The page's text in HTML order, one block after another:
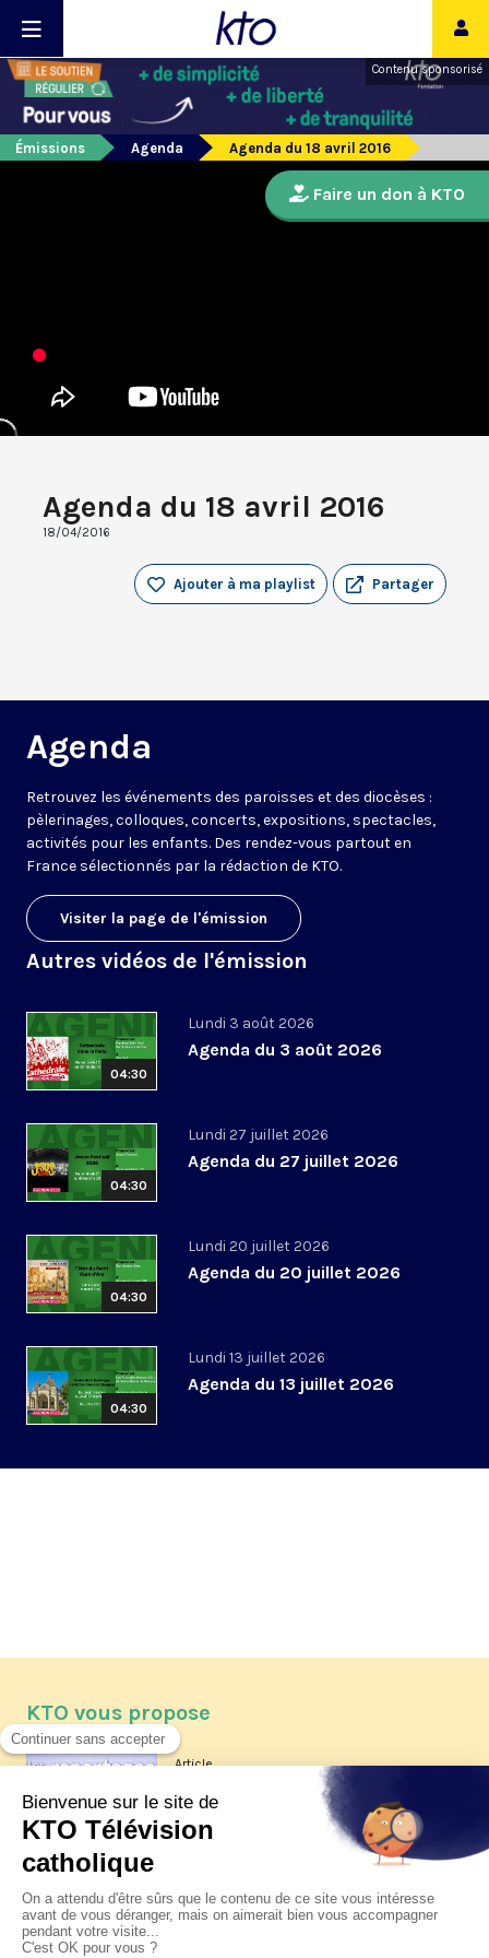
Contenu sponsorisé
Émissions Agenda Agenda du 18 avril 2016
Agenda du 18 avril 2016
18/04/2016
Partager
Ajouter à ma playlist
Agenda
Retrouvez les événements des paroisses et des diocèses :
pèlerinages, colloques, concerts, expositions, spectacles,
activités pour les enfants. Des rendez-vous partout en
France sélectionnés par la rédaction de KTO.
Visiter la page de l'émission
Autres vidéos de l'émission
04:30
Lundi 3 août 2026
Agenda du 3 août 2026
04:30
Lundi 27 juillet 2026
Agenda du 27 juillet 2026
04:30
Lundi 20 juillet 2026
Agenda du 20 juillet 2026
04:30
Lundi 13 juillet 2026
Agenda du 13 juillet 2026
Faire un don à KTO
KTO vous propose
Article
Les reportages d'été 2026 de KTO
La visite pastorale du pape Léon
XIV à Assise à suivre sur KTO le
jeudi 6 août